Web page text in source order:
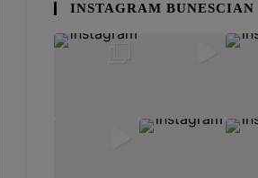
INSTAGRAM BUNESCIAN